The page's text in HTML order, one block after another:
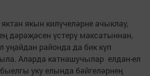
якын килүчеләрне ачыклау,
дәрәҗәсен үстерү максатыннан,
уңайдан районда да бик күп
Аларда катнашучылар елдан-ел
уку елында бәйгеләрнең